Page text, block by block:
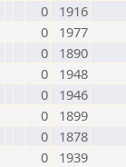
0
1916
0
1977
0
1890
0
1948
0
1946
0
1899
0
1878
0
1939